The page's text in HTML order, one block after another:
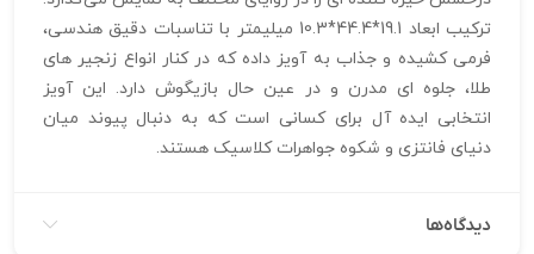
ترکیب ابعاد 19.1*44.4*10.3 میلیمتر با تناسبات دقیق هندسی،
فرمی کشیده و جذاب به آویز داده که در کنار انواع زنجیر های
طلا، جلوه‌ ای مدرن و در عین حال بازیگوش دارد. این آویز
انتخابی ایده‌ آل برای کسانی است که به دنبال پیوند میان
دنیای فانتزی و شکوه جواهرات کلاسیک هستند.
دیدگاه‌ها